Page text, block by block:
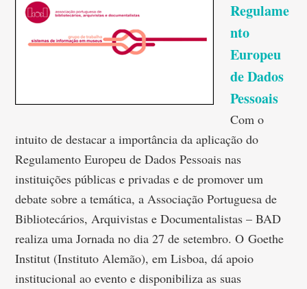
Regulame
nto
Europeu
de Dados
Pessoais
Com o
intuito de destacar a importância da aplicação do
Regulamento Europeu de Dados Pessoais nas
instituições públicas e privadas e de promover um
debate sobre a temática, a Associação Portuguesa de
Bibliotecários, Arquivistas e Documentalistas – BAD
realiza uma Jornada no dia 27 de setembro. O Goethe
Institut (Instituto Alemão), em Lisboa, dá apoio
institucional ao evento e disponibiliza as suas